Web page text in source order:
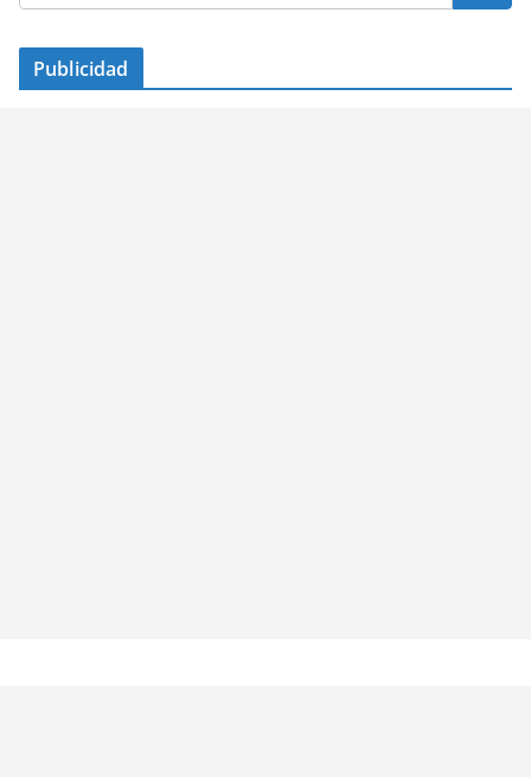
Publicidad